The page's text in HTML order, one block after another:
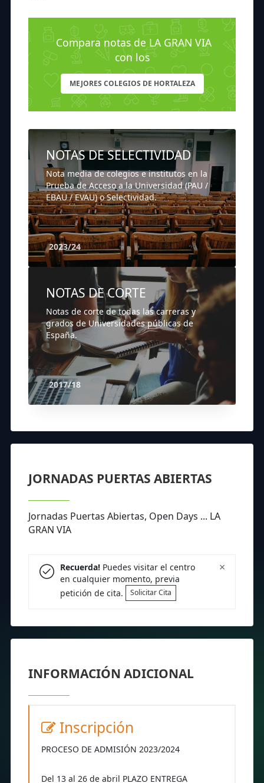
Compara notas de LA GRAN VIA
con los
MEJORES COLEGIOS DE HORTALEZA
NOTAS DE SELECTIVIDAD
Nota media de colegios e institutos en la
Prueba de Acceso a la Universidad (PAU /
EBAU / EVAU) o Selectividad.
2023/24
NOTAS DE CORTE
Notas de corte de todas las carreras y
grados de Universidades públicas de
España.
2017/18
JORNADAS PUERTAS ABIERTAS
Jornadas Puertas Abiertas, Open Days ... LA
GRAN VIA
×
Recuerda!Puedes visitar el centro
en cualquier momento, previa
petición de cita.
Solicitar Cita
INFORMACIÓN ADICIONAL
Inscripción
PROCESO DE ADMISIÓN 2023/2024
Del 13 al 26 de abril PLAZO ENTREGA